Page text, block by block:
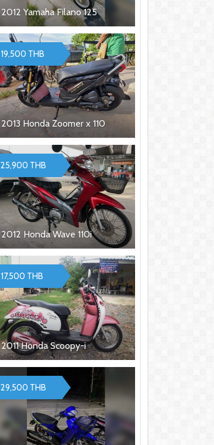
2012 Yamaha Filano 125
2013 Honda Zoomer x 110
19,500 THB
2012 Honda Wave 110i
25,900 THB
2011 Honda Scoopy-i
17,500 THB
29,500 THB